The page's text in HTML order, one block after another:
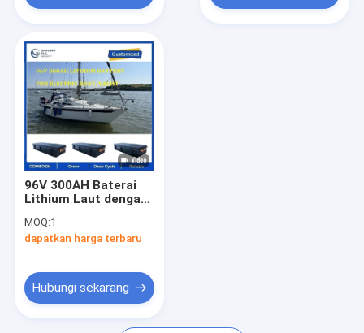
96V 300AH Baterai
Lithium Laut dengan
Case Baja Rinsless
untuk Perahu Listrik
MOQ:1
dapatkan harga terbaru
Hubungi sekarang